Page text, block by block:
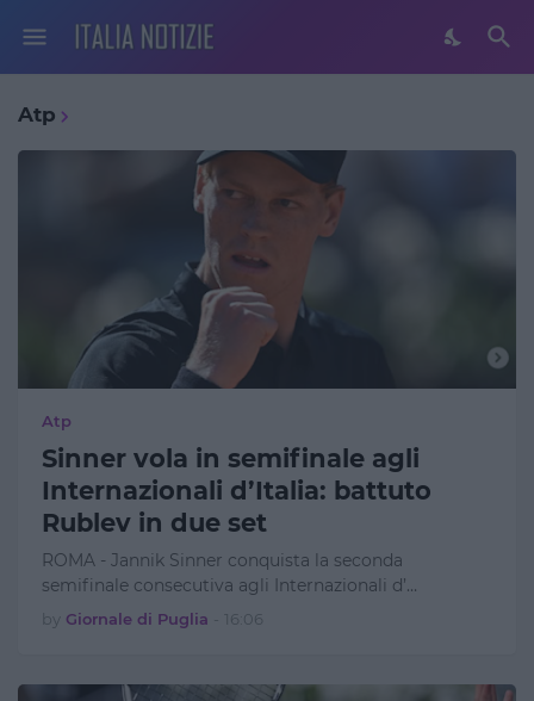
Atp
Atp
Sinner vola in semifinale agli
Internazionali d’Italia: battuto
Rublev in due set
ROMA - Jannik Sinner conquista la seconda
semifinale consecutiva agli Internazionali d’…
by Giornale di Puglia 16:06